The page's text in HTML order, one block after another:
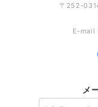
〒252-
E-mail：
メ